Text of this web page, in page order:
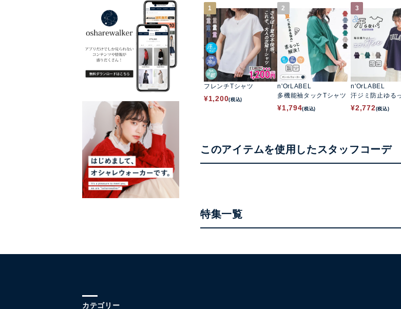
1
フレンチTシャツ
¥1,200(税込)
2
n'OrLABEL
多機能袖タックTシャツ
¥1,794(税込)
3
n'OrLABEL
汗ジミ防止ゆる
Tシャツ
¥2,772(税込)
このアイテムを使用したスタッフコーデ
特集一覧
カテゴリー